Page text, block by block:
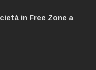
in Free Zone a